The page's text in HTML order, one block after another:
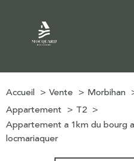
Accueil Vente Morbihan
Appartement
T2
Appartement a 1km du bourg
locmariaquer